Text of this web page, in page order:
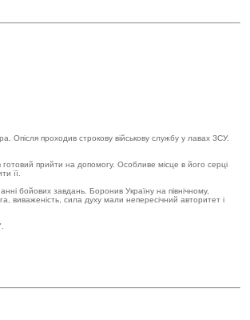
проходив строкову військову службу у лавах ЗСУ.
прийти на допомогу. Особливе місце в його серці
її.
бойових завдань. Боронив Україну на північному,
виваженість, сила духу мали непересічний авторитет і